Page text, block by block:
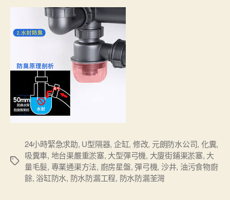
Tags
24小時緊急求助, U型隔器, 企缸, 修改, 元朗防水公司, 化糞,
吸糞車, 地台渠嚴重淤塞, 大型彈弓機, 大廈街鋪渠淤塞, 大
量毛髮, 專業通渠方法, 廚房星盤, 彈弓機, 沙井, 油污食物廚
餘, 浴缸防水, 防水防漏工程, 防水防漏荃灣